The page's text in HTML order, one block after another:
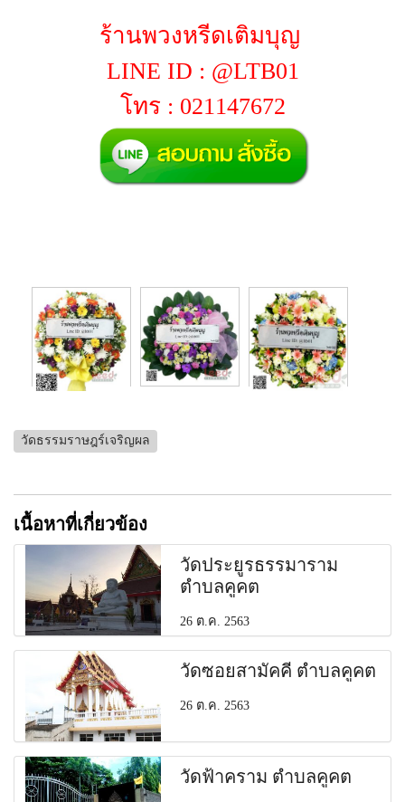
ร้านพวงหรีดเติมบุญ
LINE ID : @LTB01
โทร : 021147672
วัดธรรมราษฎร์เจริญผล
เนื้อหาที่เกี่ยวข้อง
วัดประยูรธรรมาราม
ตำบลคูคต
26 ต.ค. 2563
วัดซอยสามัคคี ตำบลคูคต
26 ต.ค. 2563
วัดฟ้าคราม ตำบลคูคต